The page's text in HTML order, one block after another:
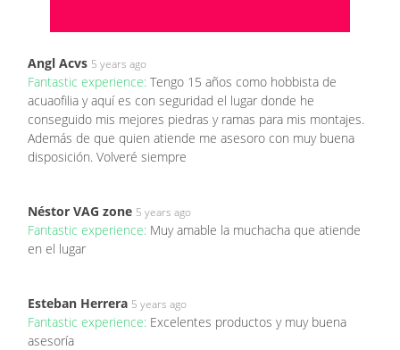
Angl Acvs 5 years ago
Fantastic experience: Tengo 15 años como hobbista de
acuaofilia y aquí es con seguridad el lugar donde he
conseguido mis mejores piedras y ramas para mis montajes.
Además de que quien atiende me asesoro con muy buena
disposición. Volveré siempre
Néstor VAG zone 5 years ago
Fantastic experience: Muy amable la muchacha que atiende
en el lugar
Esteban Herrera 5 years ago
Fantastic experience: Excelentes productos y muy buena
asesoría